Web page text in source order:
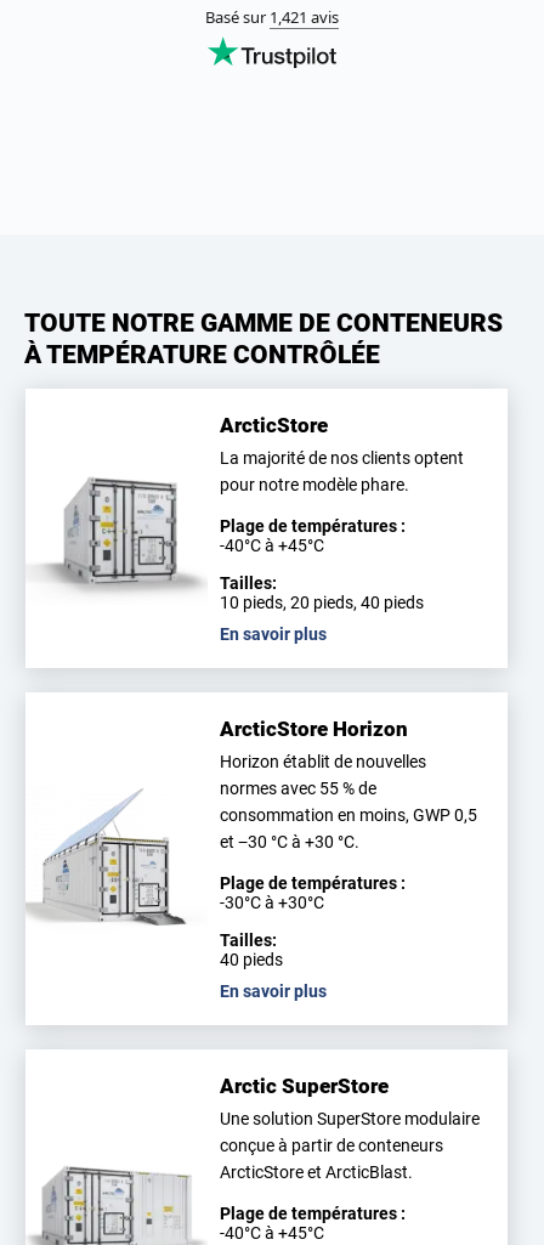
TOUTE NOTRE GAMME DE CONTENEURS
À TEMPÉRATURE CONTRÔLÉE
ArcticStore
La majorité de nos clients optent
pour notre modèle phare.
Plage de températures :
-40°C à +45°C
Tailles:
10 pieds, 20 pieds, 40 pieds
En savoir plus
ArcticStore Horizon
Horizon établit de nouvelles
normes avec 55 % de
consommation en moins, GWP 0,5
et −30 °C à +30 °C.
Plage de températures :
-30°C à +30°C
Tailles:
40 pieds
En savoir plus
Arctic SuperStore
Une solution SuperStore modulaire
conçue à partir de conteneurs
ArcticStore et ArcticBlast.
Plage de températures :
-40°C à +45°C